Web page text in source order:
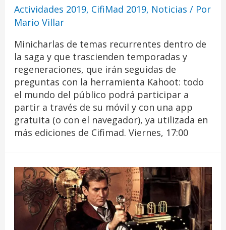
Actividades 2019, CifiMad 2019, Noticias / Por
Mario Villar
Minicharlas de temas recurrentes dentro de
la saga y que trascienden temporadas y
regeneraciones, que irán seguidas de
preguntas con la herramienta Kahoot: todo
el mundo del público podrá participar a
partir a través de su móvil y con una app
gratuita (o con el navegador), ya utilizada en
más ediciones de Cifimad. Viernes, 17:00